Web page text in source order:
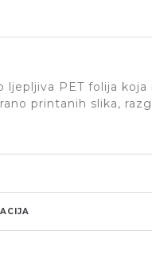
ljepljiva PET folija
printanih slika,